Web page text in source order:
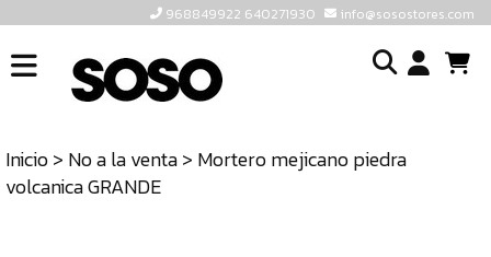
968849922 640271930 info@sosostores.com
INICIO
TIENDA
CONTACTO
Inicio> No a la venta> Mortero mejicano piedra
volcanica GRANDE